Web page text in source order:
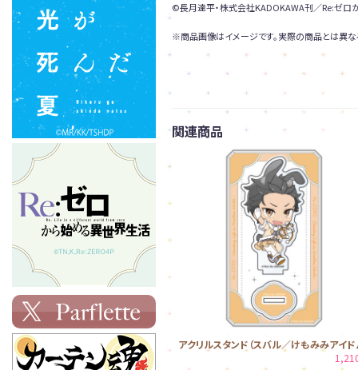
©長月達平・株式会社KADOKAWA刊／Re:ゼロ
※商品画像はイメージです。実際の商品とは異な
関連商品
アクリルスタンド（スバル／けもみみアイド